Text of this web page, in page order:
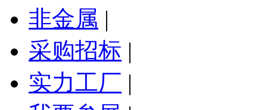
非金属 |
采购招标 |
实力工厂 |